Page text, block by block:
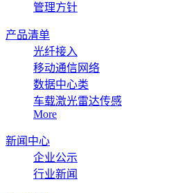
管理方针
产品清单
光纤接入
移动通信网络
数据中心类
车载激光雷达传感
More
新闻中心
企业公示
行业新闻